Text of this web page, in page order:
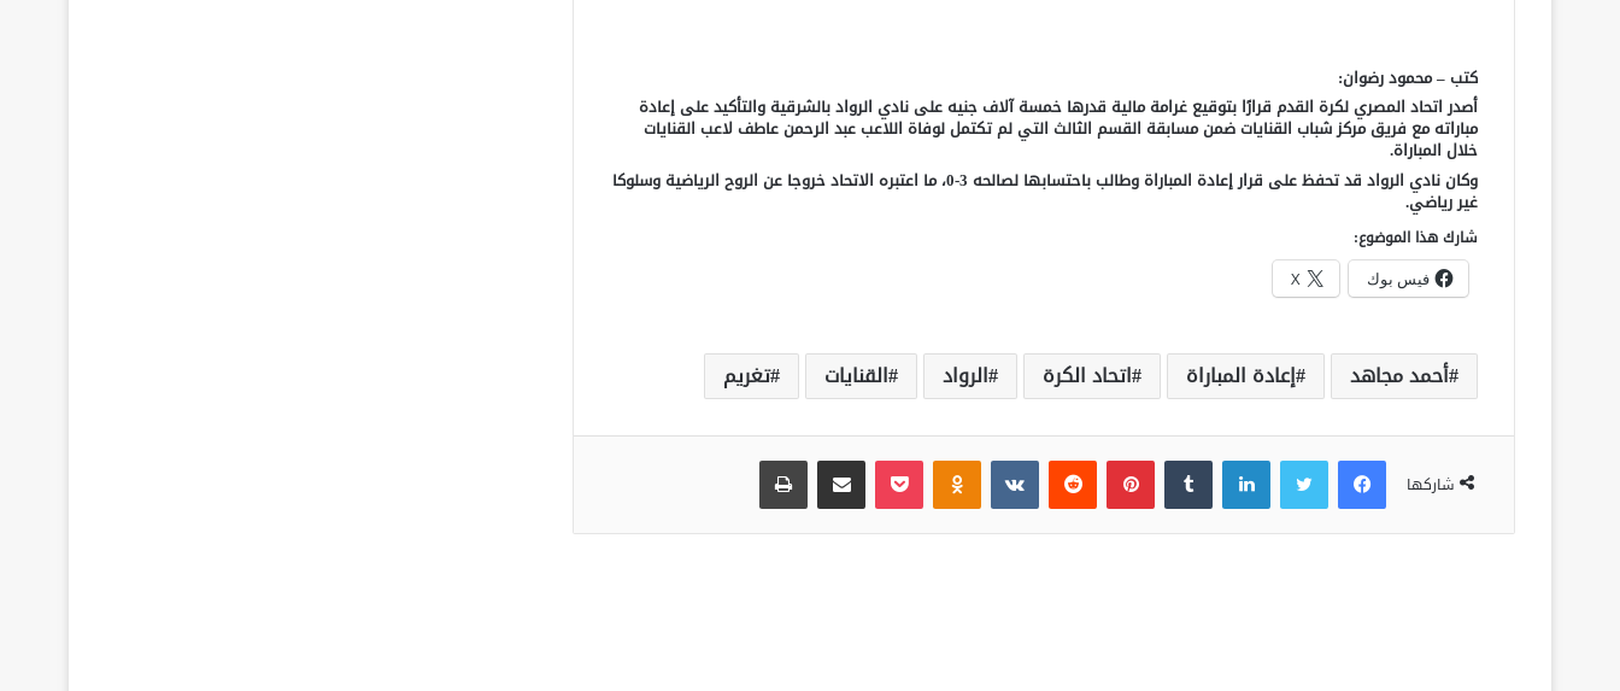
كتب – محمود رضوان:
أصدر اتحاد المصري لكرة القدم قرارًا بتوقيع غرامة مالية قدرها خمسة آلاف جنيه على نادي الرواد بالشرقية والتأكيد على إعادة
مباراته مع فريق مركز شباب القنايات ضمن مسابقة القسم الثالث التي لم تكتمل لوفاة اللاعب عبد الرحمن عاطف لاعب القنايات
خلال المباراة.
وكان نادي الرواد قد تحفظ على قرار إعادة المباراة وطالب باحتسابها لصالحه 3-0، ما اعتبره الاتحاد خروجا عن الروح الرياضية وسلوكا
غير رياضي.
شارك هذا الموضوع:
فيس بوك X
أحمد مجاهد إعادة المباراة اتحاد الكرة الرواد القنايات تغريم
شاركها
فيسبوك لينكدإن بينتيريست بوكيت